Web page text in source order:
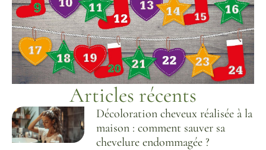
Articles récents
Décoloration cheveux réalisée à la
maison : comment sauver sa
chevelure endommagée ?